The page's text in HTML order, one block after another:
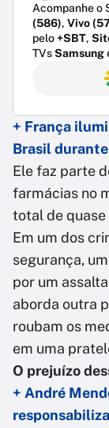
Acompanhe o
(586), Vivo
pelo+SBT,
TVsSamsung
+ França
Brasil
Ele faz parte
farmácias no
total de
Em um dos
segurança,
por um
aborda outra
roubam os
em uma
O prejuízo
+ André